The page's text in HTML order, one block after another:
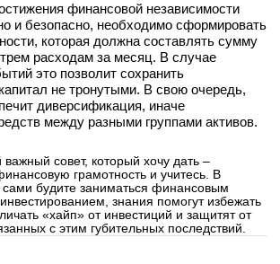
финансовой независимости
и безопасно, необходимо сформировать
которая должна составлять сумму
расходам за месяц. В случае
это позволит сохранить
не тронутыми. В свою очередь,
диверсификация, иначе
между разными группами активов.
совет, который хочу дать –
грамотность и учитесь. В
будите заниматься финансовым
знания помогут избежать
«хайп» от инвестиций и защитят от
с этим губительных последствий.